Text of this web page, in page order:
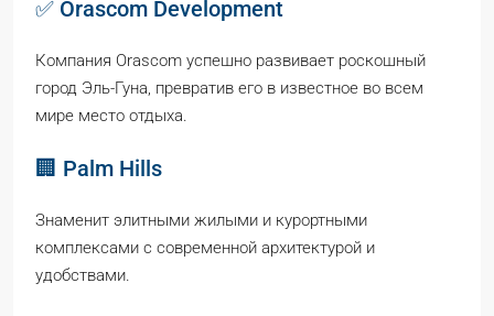
✅ Orascom Development
Компания Orascom успешно развивает роскошный
город Эль-Гуна, превратив его в известное во всем
мире место отдыха.
🏢 Palm Hills
Знаменит элитными жилыми и курортными
комплексами с современной архитектурой и
удобствами.